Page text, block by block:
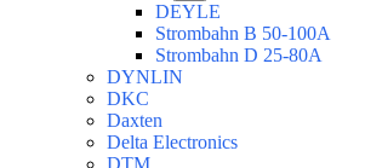
DEYLE
Strombahn B 50-100A
Strombahn D 25-80A
DYNLIN
DKC
Daxten
Delta Electronics